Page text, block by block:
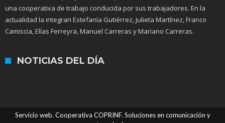
una cooperativa de trabajo conducida por sus trabajadores. En la
actualidad la integran Estefanía Gutiérrez, Julieta Martínez, Franco
Camiscia, Elías Ferreyra, Manuel Carreras y Mariano Carreras.
NOTICIAS DEL DÍA
Servicio web. Cooperativa COPRINF. Soluciones en comunicación y